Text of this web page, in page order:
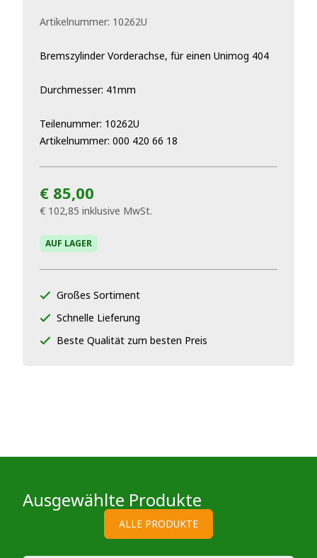
Artikelnummer: 10262U
Bremszylinder Vorderachse, für einen Unimog 404
Durchmesser: 41mm
Teilenummer: 10262U
Artikelnummer: 000 420 66 18
€ 85,00
€ 102,85 inklusive MwSt.
AUF LAGER
Großes Sortiment
Schnelle Lieferung
Beste Qualität zum besten Preis
Ausgewählte Produkte
ALLE PRODUKTE